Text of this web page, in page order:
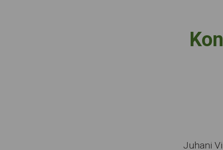
Juhani